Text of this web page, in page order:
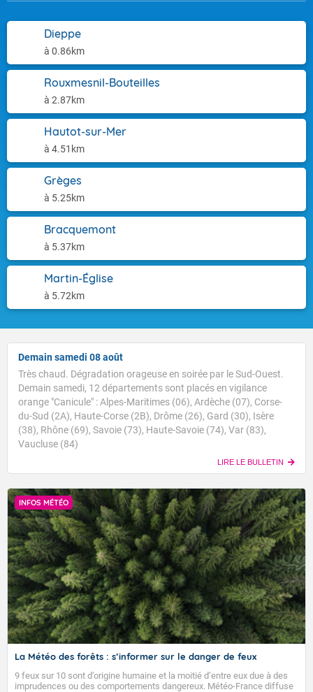
Dieppe
à 0.86km
Rouxmesnil-Bouteilles
à 2.87km
Hautot-sur-Mer
à 4.51km
Grèges
à 5.25km
Bracquemont
à 5.37km
Martin-Église
à 5.72km
Demain samedi 08 août
Très chaud. Dégradation orageuse en soirée par le Sud-Ouest.
Demain samedi, 12 départements sont placés en vigilance
orange "Canicule" : Alpes-Maritimes (06), Ardèche (07), Corse-
du-Sud (2A), Haute-Corse (2B), Drôme (26), Gard (30), Isère
(38), Rhône (69), Savoie (73), Haute-Savoie (74), Var (83),
Vaucluse (84)
LIRE LE BULLETIN
INFOS MÉTÉO
La Météo des forêts : s’informer sur le danger de feux
9 feux sur 10 sont d’origine humaine et la moitié d’entre eux due à des
imprudences ou des comportements dangereux. Météo-France diffuse